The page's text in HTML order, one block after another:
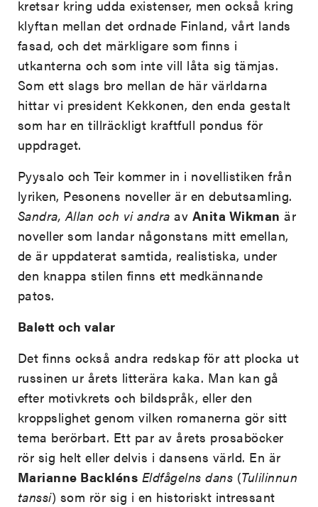
kretsar kring udda existenser, men också kring
klyftan mellan det ordnade Finland, vårt lands
fasad, och det märkligare som finns i
utkanterna och som inte vill låta sig tämjas.
Som ett slags bro mellan de här världarna
hittar vi president Kekkonen, den enda gestalt
som har en tillräckligt kraftfull pondus för
uppdraget.
Pyysalo och Teir kommer in i novellistiken från
lyriken, Pesonens noveller är en debutsamling.
Sandra, Allan och vi andra av Anita Wikman är
noveller som landar någonstans mitt emellan,
de är uppdaterat samtida, realistiska, under
den knappa stilen finns ett medkännande
patos.
Balett och valar
Det finns också andra redskap för att plocka ut
russinen ur årets litterära kaka. Man kan gå
efter motivkrets och bildspråk, eller den
kroppslighet genom vilken romanerna gör sitt
tema berörbart. Ett par av årets prosaböcker
rör sig helt eller delvis i dansens värld. En är
Marianne Backléns Eldfågelns dans (Tulilinnun
tanssi) som rör sig i en historiskt intressant